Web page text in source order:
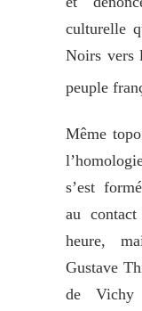
culturelle
Noirs vers
peuple
Même
s’est
au
heure,
Gustave
de Vichy